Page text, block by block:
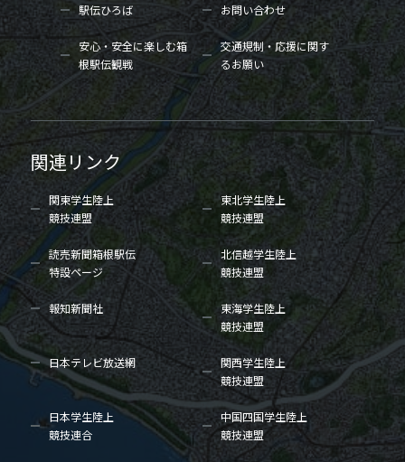
駅伝ひろば お問い合わせ
安心・安全に楽しむ箱
根駅伝観戦
交通規制・応援に関す
るお願い
関連リンク
関東学生陸上
競技連盟
東北学生陸上
競技連盟
読売新聞箱根駅伝
特設ページ
北信越学生陸上
競技連盟
報知新聞社
東海学生陸上
競技連盟
日本テレビ放送網
関西学生陸上
競技連盟
日本学生陸上
競技連合
中国四国学生陸上
競技連盟